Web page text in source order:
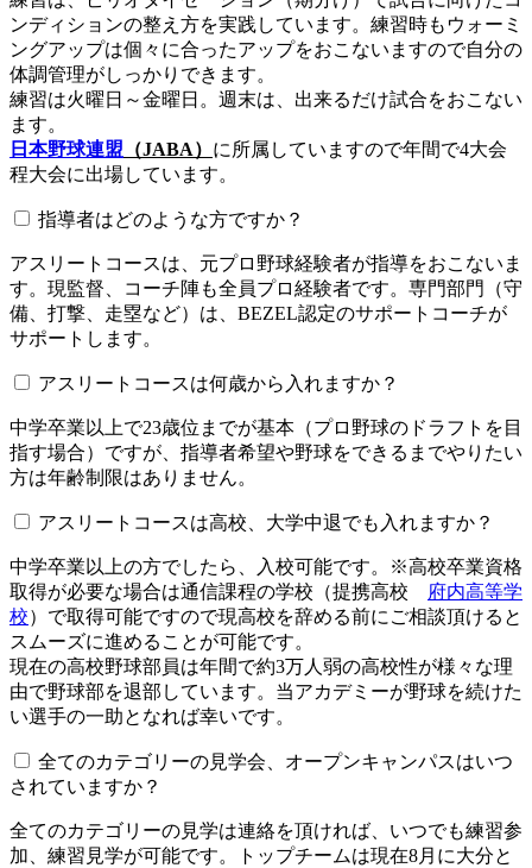
ンディションの整え方を実践しています。練習時もウォーミ
ングアップは個々に合ったアップをおこないますので自分の
体調管理がしっかりできます。
練習は火曜日～金曜日。週末は、出来るだけ試合をおこない
ます。
日本野球連盟 （JABA） に所属していますので年間で4大会
程大会に出場しています。
指導者はどのような方ですか？
アスリートコースは、元プロ野球経験者が指導をおこないま
す。現監督、コーチ陣も全員プロ経験者です。専門部門（守
備、打撃、走塁など）は、BEZEL認定のサポートコーチが
サポートします。
アスリートコースは何歳から入れますか？
中学卒業以上で23歳位までが基本（プロ野球のドラフトを目
指す場合）ですが、指導者希望や野球をできるまでやりたい
方は年齢制限はありません。
アスリートコースは高校、大学中退でも入れますか？
中学卒業以上の方でしたら、入校可能です。※高校卒業資格
取得が必要な場合は通信課程の学校（提携高校
府内高等学
校）で取得可能ですので現高校を辞める前にご相談頂けると
スムーズに進めることが可能です。
現在の高校野球部員は年間で約3万人弱の高校性が様々な理
由で野球部を退部しています。当アカデミーが野球を続けた
い選手の一助となれば幸いです。
全てのカテゴリーの見学会、オープンキャンパスはいつ
されていますか？​​​​​
全てのカテゴリーの見学は連絡を頂ければ、いつでも練習参
加、練習見学が可能です。トップチームは現在8月に大分と